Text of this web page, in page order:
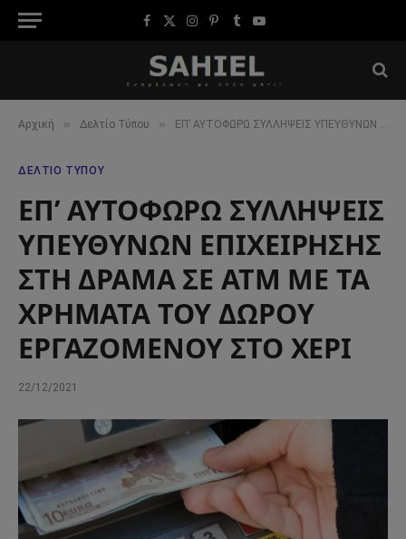
Facebook
X
Instagram
Pinterest
TumblrYouTube
Αρχική » Δελτίο Τύπου » ΕΠ’ ΑΥΤΟΦΩΡΩ ΣΥΛΛΗΨΕΙΣ ΥΠΕΥΘΥΝΩΝ ΕΠΙΧΕΙΡΗΣΗΣ ΣΤΗ ΔΡΑΜΑ ΣΕ ΑΤΜ ΜΕ ΤΑ ΧΡΗΜΑΤΑ ΤΟΥ ΔΩΡΟΥ ΕΡΓΑΖΟΜΕΝΟΥ ΣΤΟ ΧΕΡΙ
ΔΕΛΤΊΟ ΤΎΠΟΥ
ΕΠ’ ΑΥΤΟΦΩΡΩ ΣΥΛΛΗΨΕΙΣ
ΥΠΕΥΘΥΝΩΝ ΕΠΙΧΕΙΡΗΣΗΣ
ΣΤΗ ΔΡΑΜΑ ΣΕ ΑΤΜ ΜΕ ΤΑ
ΧΡΗΜΑΤΑ ΤΟΥ ΔΩΡΟΥ
ΕΡΓΑΖΟΜΕΝΟΥ ΣΤΟ ΧΕΡΙ
22/12/2021